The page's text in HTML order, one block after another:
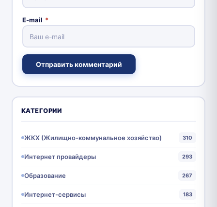
E-mail *
Отправить комментарий
КАТЕГОРИИ
ЖКХ (Жилищно-коммунальное хозяйство) 310
Интернет провайдеры 293
Образование 267
Интернет-сервисы 183